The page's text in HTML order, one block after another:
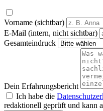
Vorname (sichtbar)
E-Mail (intern, nicht sichtbar)
Gesamteindruck
Dein Erfahrungsbericht
Ich habe die
redaktionell geprüft und kann